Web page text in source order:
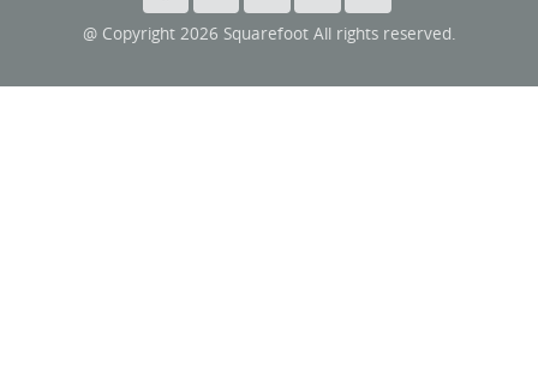
@ Copyright 2026 Squarefoot All rights reserved.